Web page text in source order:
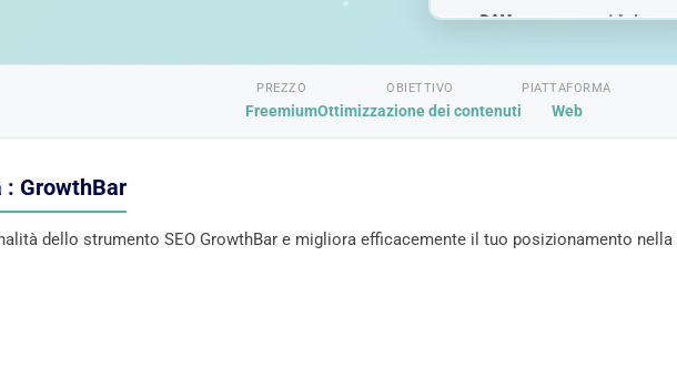
PREZZO
Freemium
OBIETTIVO
Ottimizzazione dei contenuti
PIATTAFORMA
Web
: GrowthBar
dello strumento SEO GrowthBar e migliora efficacemente il tuo posizionamento nella